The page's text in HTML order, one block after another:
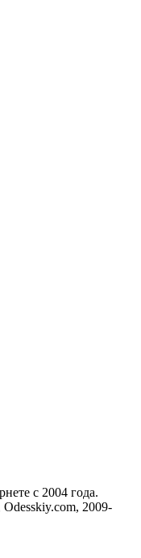
с 2004 года.
2009-